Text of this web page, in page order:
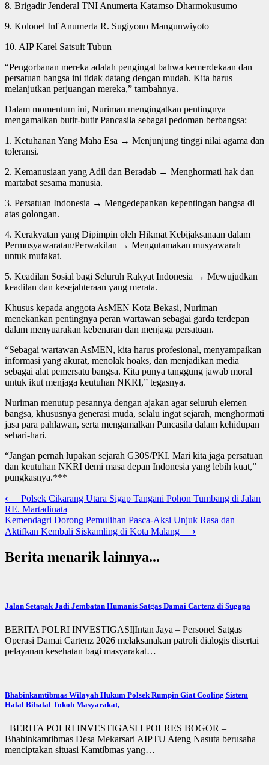
8. Brigadir Jenderal TNI Anumerta Katamso Dharmokusumo
9. Kolonel Inf Anumerta R. Sugiyono Mangunwiyoto
10. AIP Karel Satsuit Tubun
“Pengorbanan mereka adalah pengingat bahwa kemerdekaan dan
persatuan bangsa ini tidak datang dengan mudah. Kita harus
melanjutkan perjuangan mereka,” tambahnya.
Dalam momentum ini, Nuriman mengingatkan pentingnya
mengamalkan butir-butir Pancasila sebagai pedoman berbangsa:
1. Ketuhanan Yang Maha Esa → Menjunjung tinggi nilai agama dan
toleransi.
2. Kemanusiaan yang Adil dan Beradab → Menghormati hak dan
martabat sesama manusia.
3. Persatuan Indonesia → Mengedepankan kepentingan bangsa di
atas golongan.
4. Kerakyatan yang Dipimpin oleh Hikmat Kebijaksanaan dalam
Permusyawaratan/Perwakilan → Mengutamakan musyawarah
untuk mufakat.
5. Keadilan Sosial bagi Seluruh Rakyat Indonesia → Mewujudkan
keadilan dan kesejahteraan yang merata.
Khusus kepada anggota AsMEN Kota Bekasi, Nuriman
menekankan pentingnya peran wartawan sebagai garda terdepan
dalam menyuarakan kebenaran dan menjaga persatuan.
“Sebagai wartawan AsMEN, kita harus profesional, menyampaikan
informasi yang akurat, menolak hoaks, dan menjadikan media
sebagai alat pemersatu bangsa. Kita punya tanggung jawab moral
untuk ikut menjaga keutuhan NKRI,” tegasnya.
Nuriman menutup pesannya dengan ajakan agar seluruh elemen
bangsa, khususnya generasi muda, selalu ingat sejarah, menghormati
jasa para pahlawan, serta mengamalkan Pancasila dalam kehidupan
sehari-hari.
“Jangan pernah lupakan sejarah G30S/PKI. Mari kita jaga persatuan
dan keutuhan NKRI demi masa depan Indonesia yang lebih kuat,”
pungkasnya.***
Navigasi
pos
⟵ Polsek Cikarang Utara Sigap Tangani Pohon Tumbang di Jalan
RE. Martadinata
Kemendagri Dorong Pemulihan Pasca-Aksi Unjuk Rasa dan
Aktifkan Kembali Siskamling di Kota Malang ⟶
Berita menarik lainnya...
Jalan Setapak Jadi Jembatan Humanis Satgas Damai Cartenz di Sugapa
BERITA POLRI INVESTIGASI|Intan Jaya – Personel Satgas
Operasi Damai Cartenz 2026 melaksanakan patroli dialogis disertai
pelayanan kesehatan bagi masyarakat…
Bhabinkamtibmas Wilayah Hukum Polsek Rumpin Giat Cooling Sistem
Halal Bihalal Tokoh Masyarakat,
BERITA POLRI INVESTIGASI I POLRES BOGOR –
Bhabinkamtibmas Desa Mekarsari AIPTU Ateng Nasuta berusaha
menciptakan situasi Kamtibmas yang…